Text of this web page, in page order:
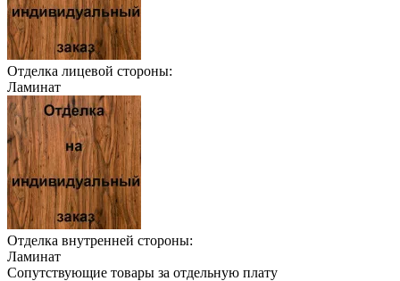
Отделка лицевой стороны:
Ламинат
Отделка внутренней стороны:
Ламинат
Сопутствующие товары за отдельную плату